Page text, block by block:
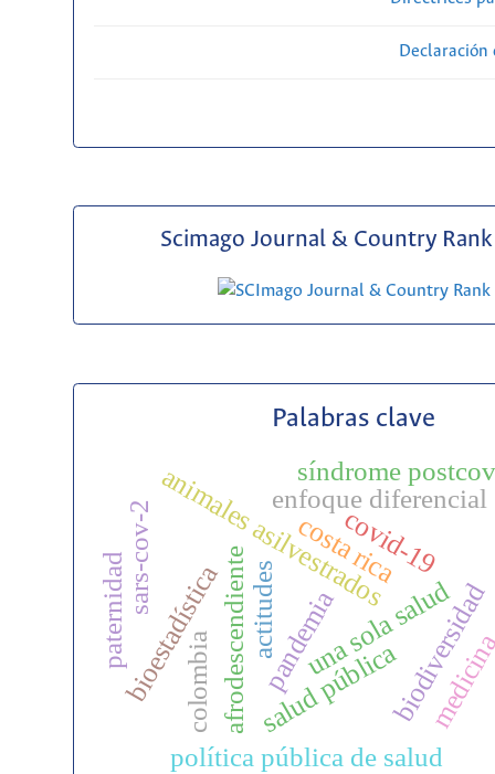
Scimago Journal & Country Rank
Palabras clave
una sola salud
animales asilvestrados
salud públicabiodiversidad
afrodescendiente
política pública de salud
enfoque diferencial
costa rica
pandemia
actitudes
bioestadística
covid-19
sars-cov-2
síndrome
colombia
paternidad